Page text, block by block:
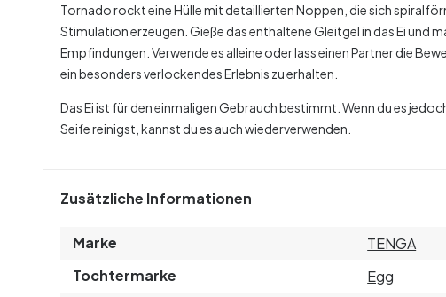
Tornado rockt eine Hülle mit detaillierten Noppen, die sich
Stimulation erzeugen. Gieße das enthaltene Gleitgel in das Ei und
Empfindungen. Verwende es alleine oder lass einen Partner die
ein besonders verlockendes Erlebnis zu erhalten.
Das Ei ist für den einmaligen Gebrauch bestimmt. Wenn du es
Seife reinigst, kannst du es auch wiederverwenden.
Zusätzliche Informationen
Marke
TENGA
Tochtermarke
Egg